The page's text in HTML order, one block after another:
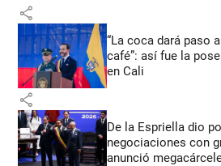
share
“La coca dará paso
café”: así fue la
en Cali
share
De la Espriella dio
negociaciones con
anunció